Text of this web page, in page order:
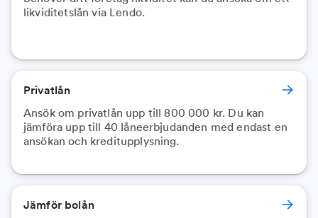
likviditetslån via Lendo.
Privatlån
Ansök om privatlån upp till 800 000 kr. Du kan
jämföra upp till 40 låneerbjudanden med endast en
ansökan och kreditupplysning.
Jämför bolån